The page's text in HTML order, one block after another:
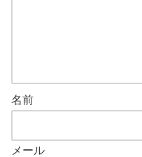
名前
メール